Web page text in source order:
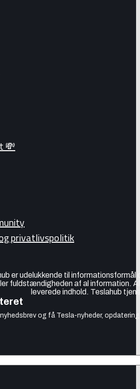
💸
privatlivspolitik
er udelukkende til
fuldstændigheden af al information.
leverede indhold. Teslahub
og få Tesla-nyheder,